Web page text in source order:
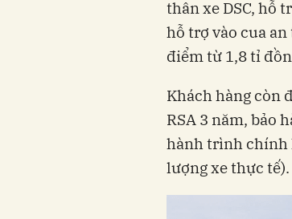
thân xe DSC, hỗ
hỗ trợ vào cua
điểm từ 1,8 tỉ
Khách hàng còn
RSA 3 năm, bảo
hành trình chính
lượng xe thực tế).